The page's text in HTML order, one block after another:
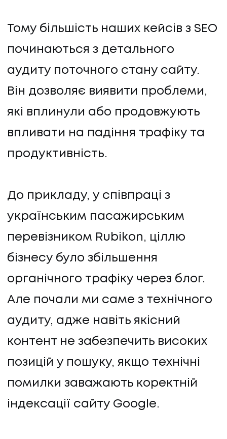
Тому більшість наших кейсів з SEO
починаються з детального
аудиту поточного стану сайту.
Він дозволяє виявити проблеми,
які вплинули або продовжують
впливати на падіння трафіку та
продуктивність.
До прикладу, у співпраці з
українським пасажирським
перевізником Rubikon, ціллю
бізнесу було збільшення
органічного трафіку через блог.
Але почали ми саме з технічного
аудиту, адже навіть якісний
контент не забезпечить високих
позицій у пошуку, якщо технічні
помилки заважають коректній
індексації сайту Google.